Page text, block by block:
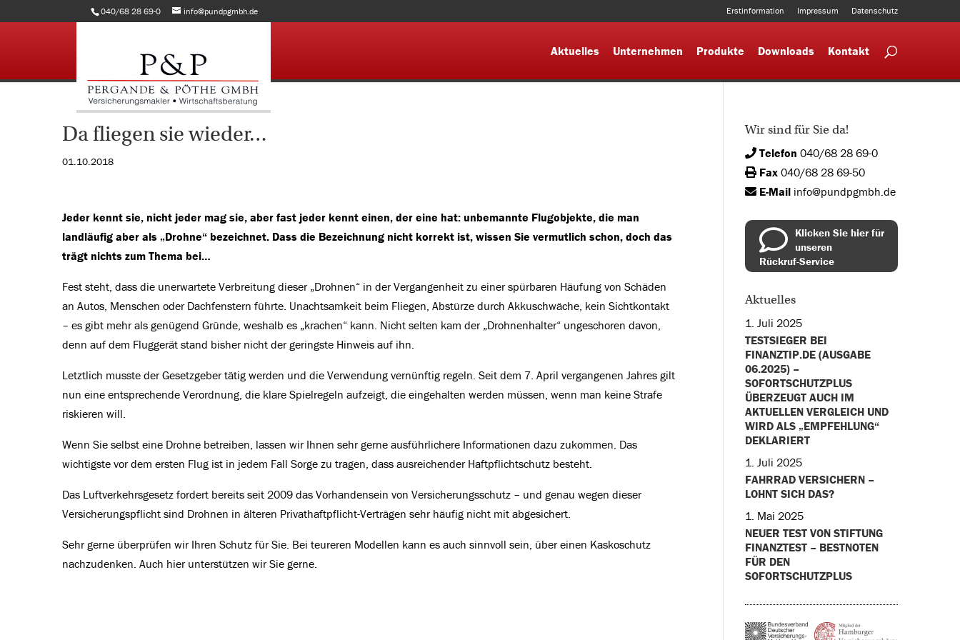
040/68 28 69-0 info@pundpgmbh.de Erstinformation Impressum Datenschutz
Aktuelles Unternehmen Produkte Downloads Kontakt
Da fliegen sie wieder…
01.10.2018
Jeder kennt sie, nicht jeder mag sie, aber fast jeder kennt einen, der eine hat: unbemannte Flugobjekte, die man
landläufig aber als „Drohne“ bezeichnet. Dass die Bezeichnung nicht korrekt ist, wissen Sie vermutlich schon, doch das
trägt nichts zum Thema bei…
Fest steht, dass die unerwartete Verbreitung dieser „Drohnen“ in der Vergangenheit zu einer spürbaren Häufung von Schäden
an Autos, Menschen oder Dachfenstern führte. Unachtsamkeit beim Fliegen, Abstürze durch Akkuschwäche, kein Sichtkontakt
– es gibt mehr als genügend Gründe, weshalb es „krachen“ kann. Nicht selten kam der „Drohnenhalter“ ungeschoren davon,
denn auf dem Fluggerät stand bisher nicht der geringste Hinweis auf ihn.
Letztlich musste der Gesetzgeber tätig werden und die Verwendung vernünftig regeln. Seit dem 7. April vergangenen Jahres gilt
nun eine entsprechende Verordnung, die klare Spielregeln aufzeigt, die eingehalten werden müssen, wenn man keine Strafe
riskieren will.
Wenn Sie selbst eine Drohne betreiben, lassen wir Ihnen sehr gerne ausführlichere Informationen dazu zukommen. Das
wichtigste vor dem ersten Flug ist in jedem Fall Sorge zu tragen, dass ausreichender Haftpflichtschutz besteht.
Das Luftverkehrsgesetz fordert bereits seit 2009 das Vorhandensein von Versicherungsschutz – und genau wegen dieser
Versicherungspflicht sind Drohnen in älteren Privathaftpflicht-Verträgen sehr häufig nicht mit abgesichert.
Sehr gerne überprüfen wir Ihren Schutz für Sie. Bei teureren Modellen kann es auch sinnvoll sein, über einen Kaskoschutz
nachzudenken. Auch hier unterstützen wir Sie gerne.
Wir sind für Sie da!
Telefon 040/68 28 69-0
Fax040/68 28 69-50
E-Mail info@pundpgmbh.de
Klicken Sie hier für
unseren
Rückruf-Service
Aktuelles
1. Juli 2025
TESTSIEGER BEI
FINANZTIP.DE (AUSGABE
06.2025) –
SOFORTSCHUTZPLUS
ÜBERZEUGT AUCH IM
AKTUELLEN VERGLEICH UND
WIRD ALS „EMPFEHLUNG“
DEKLARIERT
1. Juli 2025
FAHRRAD VERSICHERN –
LOHNT SICH DAS?
1. Mai 2025
NEUER TEST VON STIFTUNG
FINANZTEST – BESTNOTEN
FÜR DEN
SOFORTSCHUTZPLUS